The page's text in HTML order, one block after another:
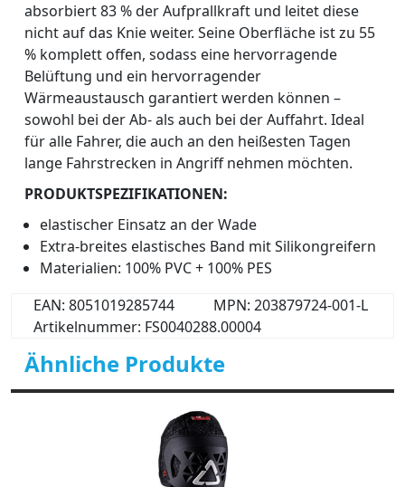
absorbiert 83 % der Aufprallkraft und leitet diese
nicht auf das Knie weiter. Seine Oberfläche ist zu 55
% komplett offen, sodass eine hervorragende
Belüftung und ein hervorragender
Wärmeaustausch garantiert werden können –
sowohl bei der Ab- als auch bei der Auffahrt. Ideal
für alle Fahrer, die auch an den heißesten Tagen
lange Fahrstrecken in Angriff nehmen möchten.
PRODUKTSPEZIFIKATIONEN:
elastischer Einsatz an der Wade
Extra-breites elastisches Band mit Silikongreifern
Materialien: 100% PVC + 100% PES
EAN: 8051019285744
MPN: 203879724-001-L
Artikelnummer: FS0040288.00004
Ähnliche Produkte